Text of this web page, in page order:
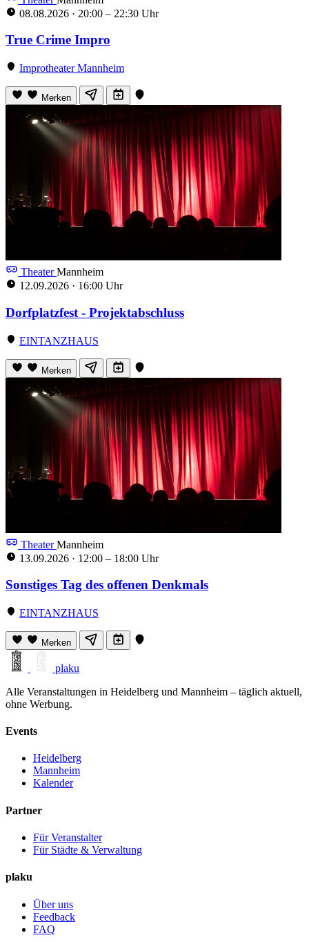
08.08.2026 · 20:00 – 22:30 Uhr
True Crime Impro
Improtheater Mannheim
Merken
TheaterMannheim
12.09.2026 · 16:00 Uhr
Dorfplatzfest - Projektabschluss
EINTANZHAUS
Merken
TheaterMannheim
13.09.2026 · 12:00 – 18:00 Uhr
Sonstiges Tag des offenen Denkmals
EINTANZHAUS
Merken
plaku
Alle Veranstaltungen in Heidelberg und Mannheim – täglich aktuell,
ohne Werbung.
Events
Heidelberg
Mannheim
Kalender
Partner
Für Veranstalter
Für Städte & Verwaltung
plaku
Über uns
Feedback
FAQ